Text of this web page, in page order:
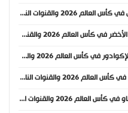
موعد مباراة السويد وتونس في كأس العالم 2026 والقنوات الناقلة
موعد مباراة إسبانيا والرأس الأخضر في كأس العالم 2026 والقنوات الناقلة
موعد مباراة ساحل العاج والإكوادور في كأس العالم 2026 والقنوات الناقلة
موعد مباراة أستراليا وتركيا في كأس العالم 2026 والقنوات الناقلة
موعد مباراة ألمانيا وكوراساو في كأس العالم 2026 والقنوات الناقلة